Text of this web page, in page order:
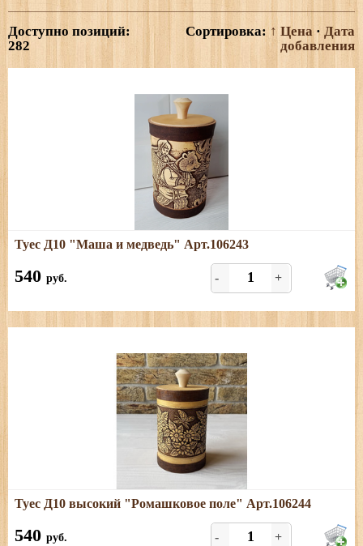
Доступно позиций:
282
Сортировка: ↑ Цена· Дата
добавления
Подробнее
Размеры: высота (с хватком) - 20 см; диаметр - 10,5 см,
объем - 1,1л
Туес Д10 "Маша и медведь" Арт.106243
540 руб. - +
Размеры: высота (с хватком) - 18 см; диаметр - 10,5;
объем - 1,1 л
Туес Д10 высокий "Ромашковое поле" Арт.106244
540 руб. - +